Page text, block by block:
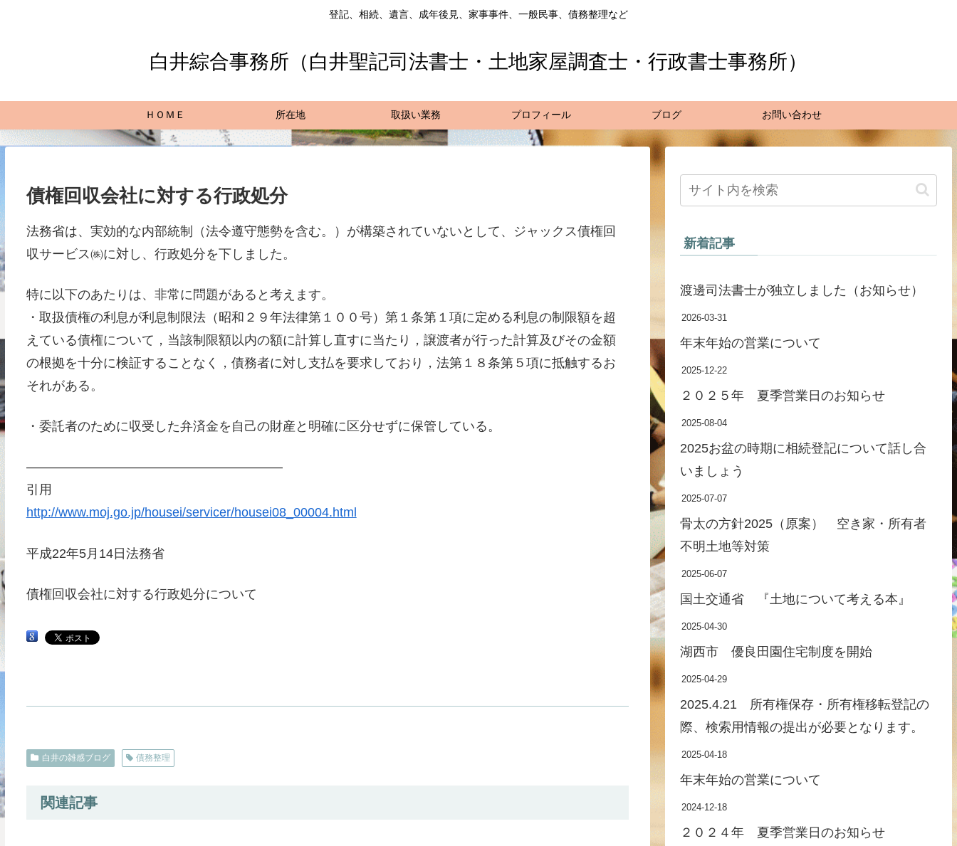
登記、相続、遺言、成年後見、家事事件、一般民事、債務整理など
白井綜合事務所（白井聖記司法書士・土地家屋調査士・行政書士事務所）
ＨＯＭＥ 所在地 取扱い業務 プロフィール ブログ お問い合わせ
債権回収会社に対する行政処分
法務省は、実効的な内部統制（法令遵守態勢を含む。）が構築されていないとして、ジャックス債権回
収サービス㈱に対し、行政処分を下しました。
特に以下のあたりは、非常に問題があると考えます。
・取扱債権の利息が利息制限法（昭和２９年法律第１００号）第１条第１項に定める利息の制限額を超
えている債権について，当該制限額以内の額に計算し直すに当たり，譲渡者が行った計算及びその金額
の根拠を十分に検証することなく，債務者に対し支払を要求しており，法第１８条第５項に抵触するお
それがある。
・委託者のために収受した弁済金を自己の財産と明確に区分せずに保管している。
————————————————————
引用
http://www.moj.go.jp/housei/servicer/housei08_00004.html
平成22年5月14日法務省
債権回収会社に対する行政処分について
白井の雑感ブログ 債務整理
関連記事
新着記事
渡邊司法書士が独立しました（お知らせ）
2026-03-31
年末年始の営業について
2025-12-22
２０２５年 夏季営業日のお知らせ
2025-08-04
2025お盆の時期に相続登記について話し合
いましょう
2025-07-07
骨太の方針2025（原案） 空き家・所有者
不明土地等対策
2025-06-07
国土交通省 『土地について考える本』
2025-04-30
湖西市 優良田園住宅制度を開始
2025-04-29
2025.4.21 所有権保存・所有権移転登記の
際、検索用情報の提出が必要となります。
2025-04-18
年末年始の営業について
2024-12-18
２０２４年 夏季営業日のお知らせ